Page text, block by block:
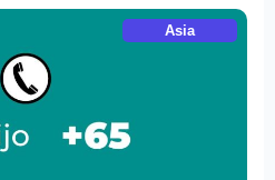
Asia